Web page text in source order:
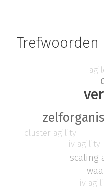
Trefwoorden
scaling
iv agility
cluster agility
iv